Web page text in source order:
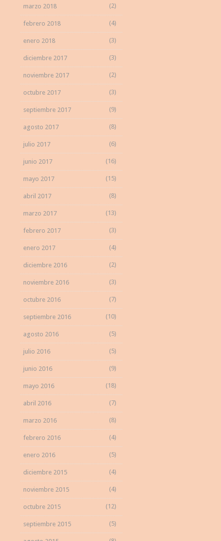
marzo 2018 (2)
febrero 2018 (4)
enero 2018 (3)
diciembre 2017 (3)
noviembre 2017 (2)
octubre 2017 (3)
septiembre 2017 (9)
agosto 2017 (8)
julio 2017 (6)
junio 2017 (16)
mayo 2017 (15)
abril 2017 (8)
marzo 2017 (13)
febrero 2017 (3)
enero 2017 (4)
diciembre 2016 (2)
noviembre 2016 (3)
octubre 2016 (7)
septiembre 2016 (10)
agosto 2016 (5)
julio 2016 (5)
junio 2016 (9)
mayo 2016 (18)
abril 2016 (7)
marzo 2016 (8)
febrero 2016 (4)
enero 2016 (5)
diciembre 2015 (4)
noviembre 2015 (4)
octubre 2015 (12)
septiembre 2015 (5)